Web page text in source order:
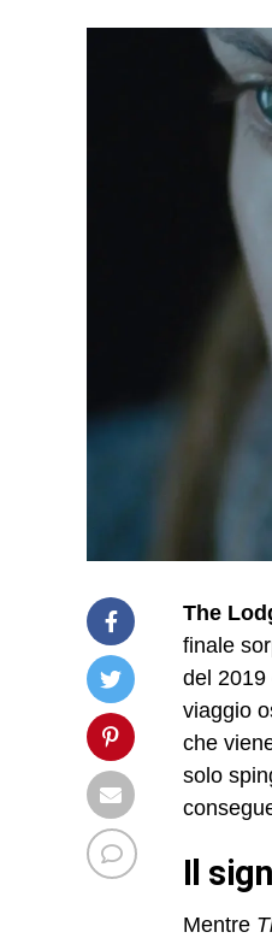
The
finale
del 2019
viaggio
che
solo
il
Mentre